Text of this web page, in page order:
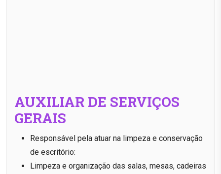
AUXILIAR DE SERVIÇOS
GERAIS
Responsável pela atuar na limpeza e conservação
de escritório:
Limpeza e organização das salas, mesas, cadeiras